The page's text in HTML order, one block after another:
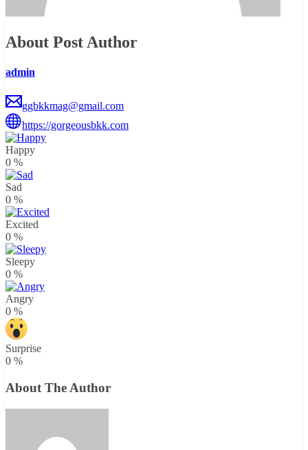
About Post Author
admin
ggbkkmag@gmail.com
https://gorgeousbkk.com
Happy
0 %
Sad
0 %
Excited
0 %
Sleepy
0 %
Angry
0 %
Surprise
0 %
About The Author